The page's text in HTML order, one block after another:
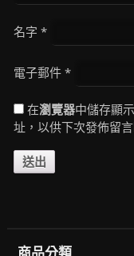
名字 *
電子郵件 *
在瀏覽器中儲存顯
址，以供下次發佈留言